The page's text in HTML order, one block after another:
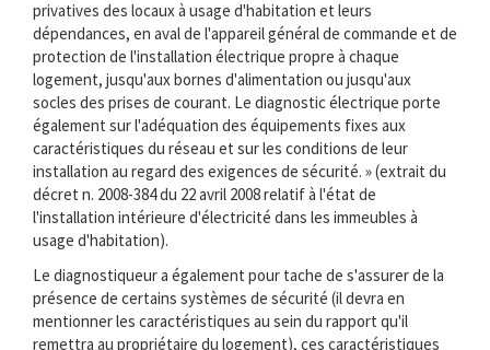
privatives des locaux à usage d'habitation et leurs
dépendances, en aval de l'appareil général de commande et de
protection de l'installation électrique propre à chaque
logement, jusqu'aux bornes d'alimentation ou jusqu'aux
socles des prises de courant. Le diagnostic électrique porte
également sur l'adéquation des équipements fixes aux
caractéristiques du réseau et sur les conditions de leur
installation au regard des exigences de sécurité. » (extrait du
décret n. 2008-384 du 22 avril 2008 relatif à l'état de
l'installation intérieure d'électricité dans les immeubles à
usage d'habitation).
Le diagnostiqueur a également pour tache de s'assurer de la
présence de certains systèmes de sécurité (il devra en
mentionner les caractéristiques au sein du rapport qu'il
remettra au propriétaire du logement), ces caractéristiques